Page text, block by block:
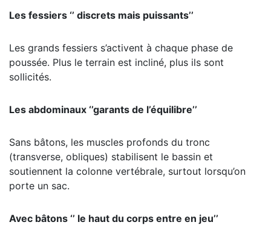
Les fessiers ‘’ discrets mais puissants’’
Les grands fessiers s’activent à chaque phase de
poussée. Plus le terrain est incliné, plus ils sont
sollicités.
Les abdominaux ‘’garants de l’équilibre’’
Sans bâtons, les muscles profonds du tronc
(transverse, obliques) stabilisent le bassin et
soutiennent la colonne vertébrale, surtout lorsqu’on
porte un sac.
Avec bâtons ‘’ le haut du corps entre en jeu’’